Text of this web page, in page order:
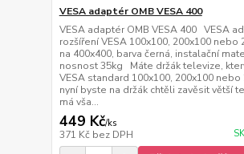
VESA adaptér OMB VESA 400
VESA adaptér OMB VESA 400 VESA
rozšíření VESA 100x100, 200x100 nebo
na 400x400, barva černá, instalační
nosnost 35kg Máte držák televize,
VESA standard 100x100, 200x100 nebo
nyní byste na držák chtěli zavěsit větší
má vša...
449 Kč/ks
371 Kč bez DPH